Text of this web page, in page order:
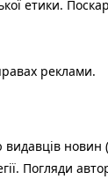
етики.
реклами.
новин
Погляди